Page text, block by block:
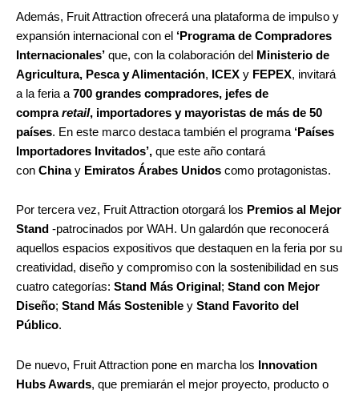
Además, Fruit Attraction ofrecerá una plataforma de impulso y
expansión internacional con el ‘Programa de Compradores
Internacionales’ que, con la colaboración del Ministerio de
Agricultura, Pesca y Alimentación, ICEX y FEPEX, invitará
a la feria a 700 grandes compradores, jefes de
compraretail, importadores y mayoristas de más de 50
países. En este marco destaca también el programa ‘Países
Importadores Invitados’, que este año contará
con Chinay Emiratos Árabes Unidos como protagonistas.
Por tercera vez, Fruit Attraction otorgará los Premios al Mejor
Stand -patrocinados por WAH. Un galardón que reconocerá
aquellos espacios expositivos que destaquen en la feria por su
creatividad, diseño y compromiso con la sostenibilidad en sus
cuatro categorías: Stand Más Original ; Stand con Mejor
Diseño; Stand Más Sostenible y Stand Favorito del
Público.
De nuevo, Fruit Attraction pone en marcha los
Innovation
Hubs Awards, que premiarán el mejor proyecto, producto o